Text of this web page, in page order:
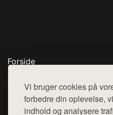
Vi bruger cookies på
forbedre din oplevelse,
indhold og analysere
Forside
Top Rabatter
Kontakt